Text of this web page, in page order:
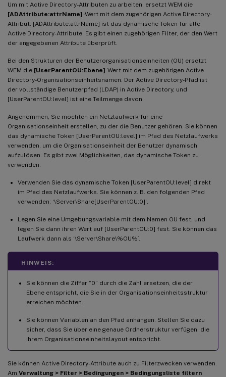
Um mit Active Directory-Attributen zu arbeiten, ersetzt WEM die
[ADAttribute:attrName]-Wert mit dem zugehörigen Active Directory-
Attribut. [ADAttribute:attrName] ist das dynamische Token für alle
Active Directory-Attribute. Es gibt einen zugehörigen Filter, der den Wert
der angegebenen Attribute überprüft.
Bei den Strukturen der Benutzerorganisationseinheiten (OU) ersetzt
WEM die [UserParentOU:Ebene]-Wert mit dem zugehörigen Active
Directory-Organisationseinheitsnamen. Der Active Directory-Pfad ist
der vollständige Benutzerpfad (LDAP) in Active Directory, und
[UserParentOU:level] ist eine Teilmenge davon.
Angenommen, Sie möchten ein Netzlaufwerk für eine
Organisationseinheit erstellen, zu der die Benutzer gehören. Sie können
das dynamische Token [UserParentOU:level] im Pfad des Netzlaufwerks
verwenden, um die Organisationseinheit der Benutzer dynamisch
aufzulösen. Es gibt zwei Möglichkeiten, das dynamische Token zu
verwenden:
Verwenden Sie das dynamische Token [UserParentOU:level] direkt
im Pfad des Netzlaufwerks. Sie können z. B. den folgenden Pfad
verwenden: ‘\Server\Share[UserParentOU:0]'.
Legen Sie eine Umgebungsvariable mit dem Namen OU fest, und
legen Sie dann ihren Wert auf [UserParentOU:0] fest. Sie können das
Laufwerk dann als ‘\Server\Share\%OU%`.
HINWEIS:
Sie können die Ziffer “0” durch die Zahl ersetzen, die der
Ebene entspricht, die Sie in der Organisationseinheitsstruktur
erreichen möchten.
Sie können Variablen an den Pfad anhängen. Stellen Sie dazu
sicher, dass Sie über eine genaue Ordnerstruktur verfügen, die
Ihrem Organisationseinheitslayout entspricht.
Sie können Active Directory-Attribute auch zu Filterzwecken verwenden.
Am Verwaltung > Filter > Bedingungen > Bedingungsliste filtern